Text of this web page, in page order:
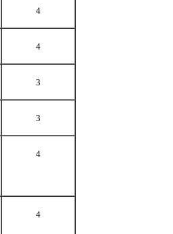
4
4
3
3
4
4